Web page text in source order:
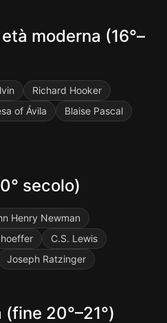
moderna (16°–
Richard Hooker
of Ávila
Blaise Pascal
secolo)
Henry Newman
C.S. Lewis
Joseph Ratzinger
20°–21°)